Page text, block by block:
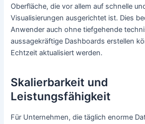
Oberfläche, die vor allem auf schnelle
Visualisierungen ausgerichtet ist. Dies
Anwender auch ohne tiefgehende
aussagekräftige Dashboards erstellen
Echtzeit aktualisiert werden.
Skalierbarkeit und
Leistungsfähigkeit
Für Unternehmen, die täglich enorme